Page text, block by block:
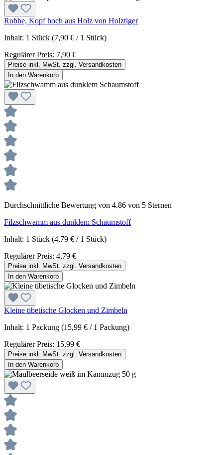
Robbe, Kopf hoch aus Holz von Holztiger
Inhalt: 1 Stück (7,90 € / 1 Stück)
Regulärer Preis: 7,90 €
Preise inkl. MwSt. zzgl. Versandkosten
In den Warenkorb
Durchschnittliche Bewertung von 4.86 von 5 Sternen
Filzschwamm aus dunklem Schaumstoff
Inhalt: 1 Stück (4,79 € / 1 Stück)
Regulärer Preis: 4,79 €
Preise inkl. MwSt. zzgl. Versandkosten
In den Warenkorb
Kleine tibetische Glocken und Zimbeln
Inhalt: 1 Packung (15,99 € / 1 Packung)
Regulärer Preis: 15,99 €
Preise inkl. MwSt. zzgl. Versandkosten
In den Warenkorb